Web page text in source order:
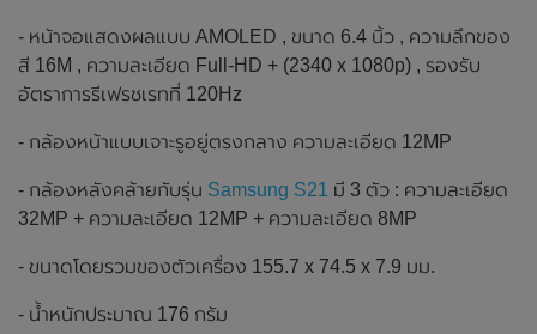
- หน้าจอแสดงผลแบบ AMOLED , ขนาด 6.4 นิ้ว , ความลึกของ
สี 16M , ความละเอียด Full-HD + (2340 x 1080p) , รองรับ
อัตราการรีเฟรชเรทที่ 120Hz
- กล้องหน้าแบบเจาะรูอยู่ตรงกลาง ความละเอียด 12MP
- กล้องหลังคล้ายกับรุ่น Samsung S21 มี 3 ตัว : ความละเอียด
32MP + ความละเอียด 12MP + ความละเอียด 8MP
- ขนาดโดยรวมของตัวเครื่อง 155.7 x 74.5 x 7.9 มม.
- น้ำหนักประมาณ 176 กรัม